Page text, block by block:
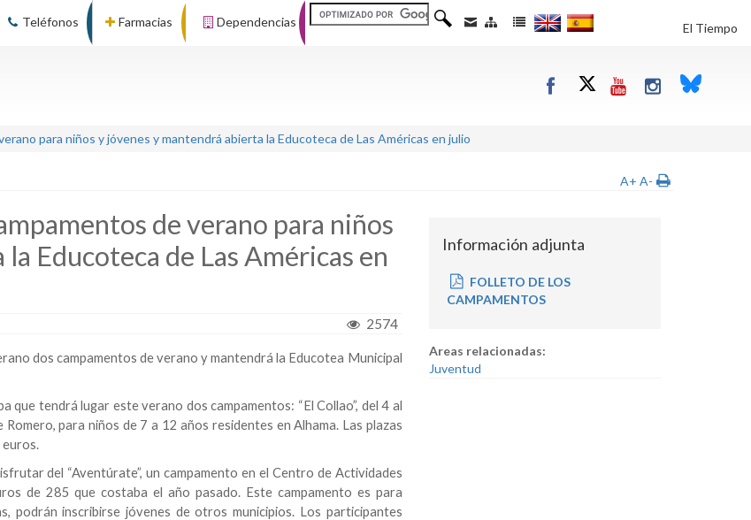
Teléfonos Farmacias Dependencias El Tiempo
para niños y jóvenes y mantendrá abierta la Educoteca de Las Américas en julio
A+ A-
de verano para niños
Educoteca de Las Américas en
2574
dos campamentos de verano y mantendrála Educotea Municipal
que tendrá lugar este verano dos campamentos: “El Collao”, del 4 al
Romero, para niños de 7 a 12 años residentes en Alhama. Las plazas
euros.
del “Aventúrate”, un campamento en el Centro de Actividades
de 285 que costaba el año pasado. Este campamento es para
podrán inscribirse jóvenes de otros municipios. Los participantes
Información adjunta
FOLLETO DE LOS
CAMPAMENTOS
Areas relacionadas:
Juventud